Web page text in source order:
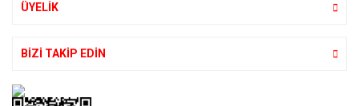
ÜYELİK
BİZİ TAKİP EDİN